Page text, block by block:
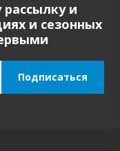
и
и сезонных